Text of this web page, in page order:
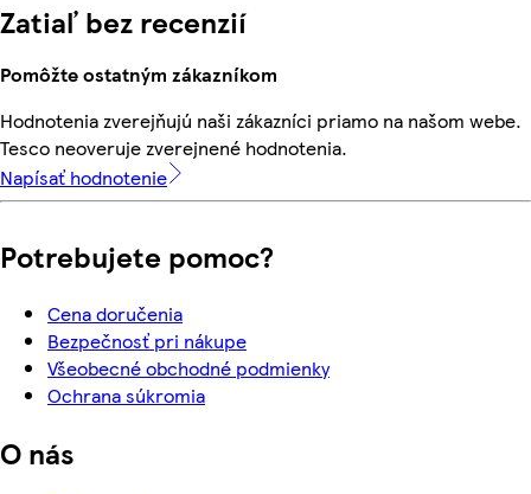
Zatiaľ bez recenzií
Pomôžte ostatným zákazníkom
Hodnotenia zverejňujú naši zákazníci priamo na našom webe.
Tesco neoveruje zverejnené hodnotenia.
Napísať hodnotenie
Potrebujete pomoc?
Cena doručenia
Bezpečnosť pri nákupe
Všeobecné obchodné podmienky
Ochrana súkromia
O nás